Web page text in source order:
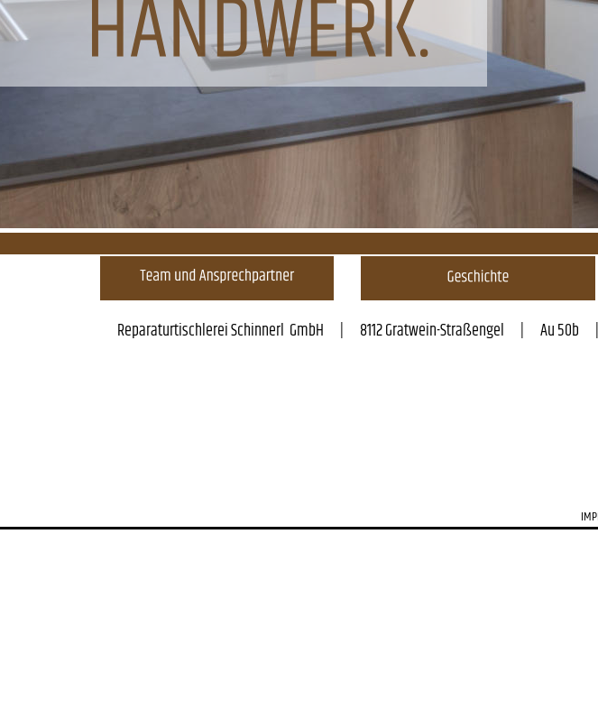
Reparaturtischlerei Schinnerl  GmbH      |      8112 Gratwein-Straßengel      |      Au 50b